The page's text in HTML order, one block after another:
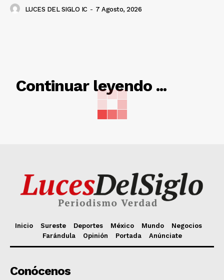
LUCES DEL SIGLO IC - 7 Agosto, 2026
Continuar leyendo ...
RELACIONADO
Inicio Sureste Deportes México Mundo
Negocios
Farándula
Opinión Portada Anúnciate
Conócenos